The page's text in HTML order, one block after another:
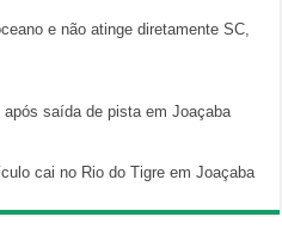
e não atinge diretamente SC,
saída de pista em Joaçaba
cai no Rio do Tigre em Joaçaba